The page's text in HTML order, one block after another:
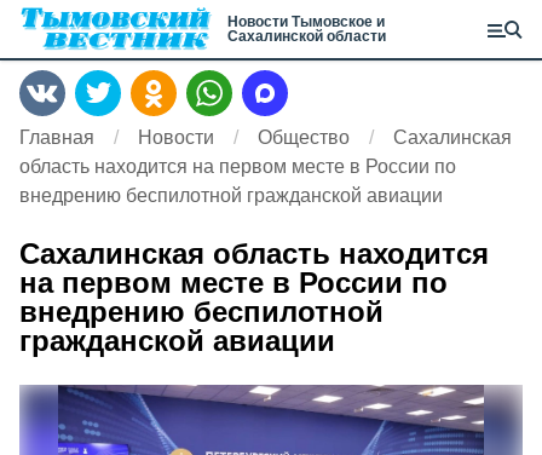
Новости Тымовское и
Сахалинской области
Главная Новости Общество
Сахалинская
область находится на первом месте в России по
внедрению беспилотной гражданской авиации
Сахалинская область находится
на первом месте в России по
внедрению беспилотной
гражданской авиации